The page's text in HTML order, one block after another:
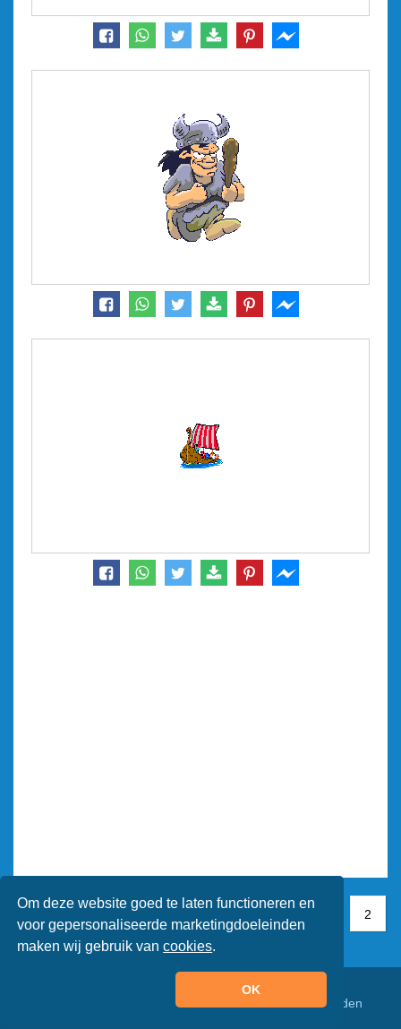
Om deze website goed te laten functioneren en
voor gepersonaliseerde marketingdoeleinden
maken wij gebruik vancookies.
OK
2
© Animaatjes.nl - 2005/2026 - Alle rechten voorbehouden